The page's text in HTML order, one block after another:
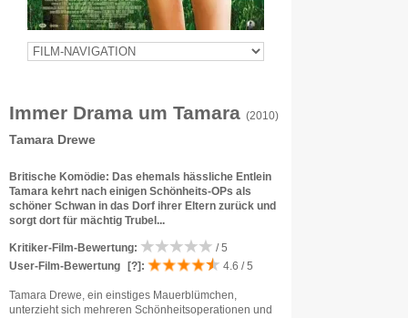
Immer Drama um Tamara (2010)
Tamara Drewe
Britische Komödie: Das ehemals hässliche Entlein
Tamara kehrt nach einigen Schönheits-OPs als
schöner Schwan in das Dorf ihrer Eltern zurück und
sorgt dort für mächtig Trubel...
Kritiker-Film-Bewertung:
/ 5
User-Film-Bewertung
[?] : 4.6 / 5
Tamara Drewe, ein einstiges Mauerblümchen,
unterzieht sich mehreren Schönheitsoperationen und